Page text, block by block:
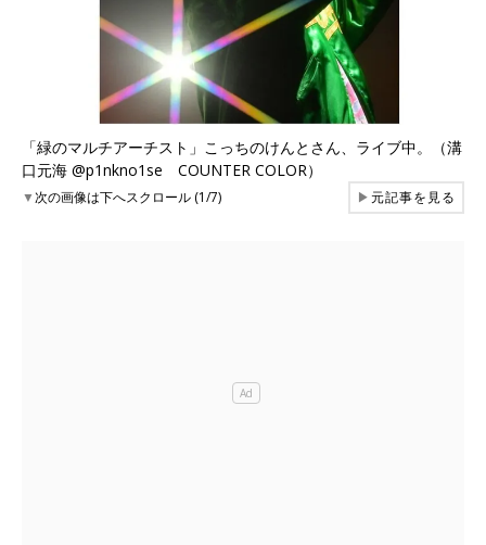
「緑のマルチアーチスト」こっちのけんとさん、ライブ中。（溝
口元海 @p1nkno1se COUNTER COLOR）
▼次の画像は下へスクロール (1/7) ▶元記事を見る